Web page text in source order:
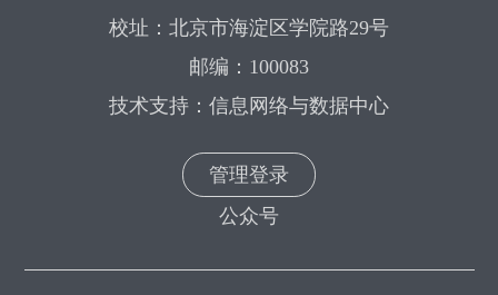
校址：北京市海淀区学院路29号
邮编：100083
技术支持：信息网络与数据中心
管理登录
公众号